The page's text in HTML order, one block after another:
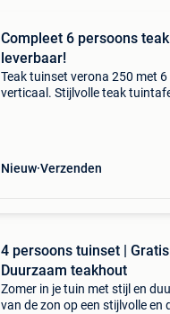
Compleet 6 persoons
leverbaar!
Teak tuinset verona 250 met
verticaal. Stijlvolle teak
Nieuw Verzenden
4 persoons tuinset |
Duurzaam teakhout
Zomer in je tuin met stijl en
van de zon op een stijlvolle en